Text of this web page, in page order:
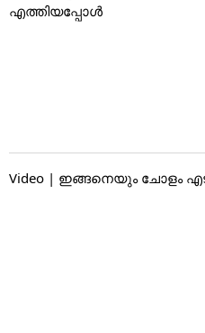
എത്തിയപ്പോൾ
Video | ഇങ്ങനെയും ചോളം